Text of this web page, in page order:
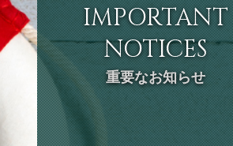
IMPORTANT
NOTICES
重要なお知らせ